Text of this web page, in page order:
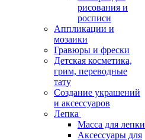
рисования и
росписи
Аппликации и
мозаики
Гравюры и фрески
Детская косметика,
грим, переводные
тату
Создание украшений
и аксессуаров
Лепка
Масса для лепки
Аксессуары для